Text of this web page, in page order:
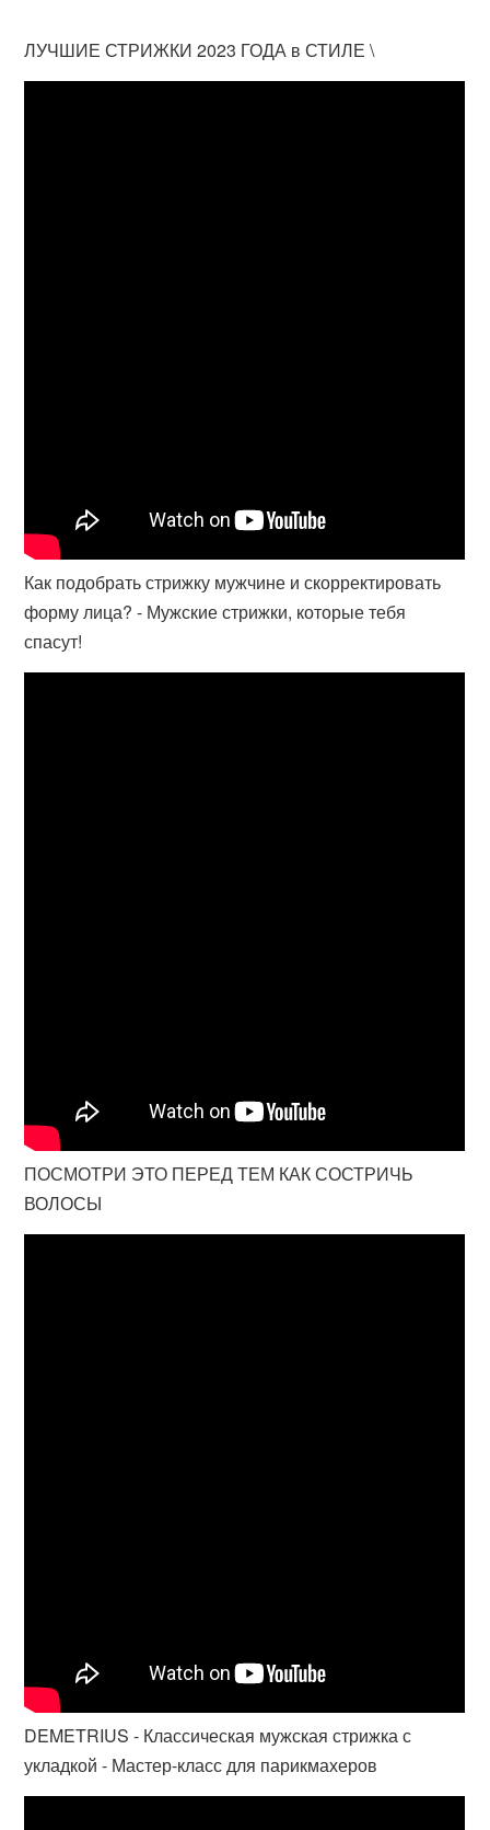
ЛУЧШИЕ СТРИЖКИ 2023 ГОДА в СТИЛЕ \
Как подобрать стрижку мужчине и скорректировать
форму лица? - Мужские стрижки, которые тебя
спасут!
ПОСМОТРИ ЭТО ПЕРЕД ТЕМ КАК СОСТРИЧЬ
ВОЛОСЫ
DEMETRIUS - Классическая мужская стрижка с
укладкой - Мастер-класс для парикмахеров